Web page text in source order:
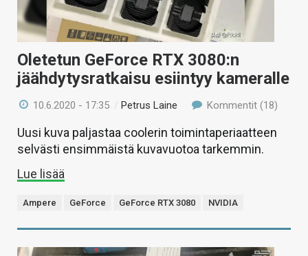
Oletetun GeForce RTX 3080:n
jäähdytysratkaisu esiintyy kameralle
10.6.2020 - 17:35 /Petrus Laine Kommentit (18)
Uusi kuva paljastaa coolerin toimintaperiaatteen
selvästi ensimmäistä kuvavuotoa tarkemmin.
Lue lisää
Ampere GeForce GeForce RTX 3080 NVIDIA